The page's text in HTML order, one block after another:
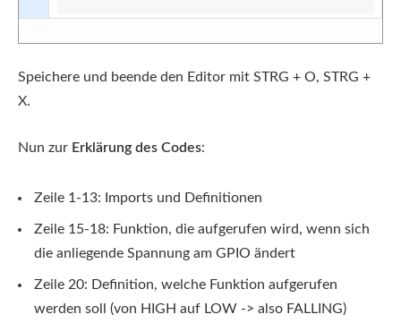
Speichere und beende den Editor mit STRG + O, STRG +
X.
Nun zur Erklärung des Codes:
Zeile 1-13: Imports und Definitionen
Zeile 15-18: Funktion, die aufgerufen wird, wenn sich
die anliegende Spannung am GPIO ändert
Zeile 20: Definition, welche Funktion aufgerufen
werden soll (von HIGH auf LOW -> also FALLING)